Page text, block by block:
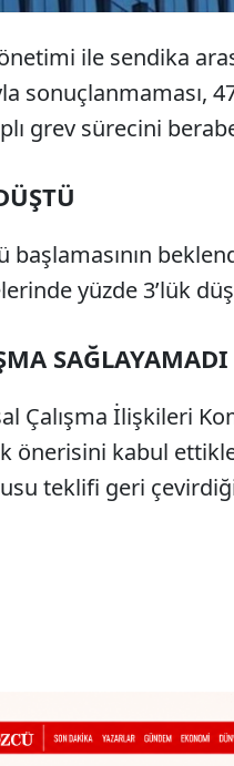
ile sendika
sonuçlanmaması,
grev sürecini
başlamasının
yüzde 3’lük
SAĞLAYAMADI
Çalışma İlişkileri
önerisini kabul
teklifi geri